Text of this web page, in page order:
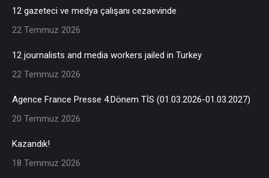
12 gazeteci ve medya çalışanı cezaevinde
22 Temmuz 2026
12 journalists and media workers jailed in Turkey
22 Temmuz 2026
Agence France Presse 4.Dönem TİS (01.03.2026-01.03.2027)
20 Temmuz 2026
Kazandık!
18 Temmuz 2026